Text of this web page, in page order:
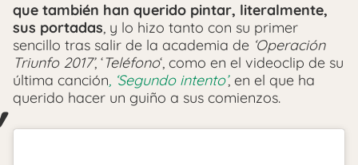
que también han querido pintar, literalmente,
sus portadas, y lo hizo tanto con su primer
sencillo tras salir de la academia de ‘Operación
Triunfo 2017’, ‘Teléfono‘, como en el videoclip de su
última canción, ‘Segundo intento’, en el que ha
querido hacer un guiño a sus comienzos.